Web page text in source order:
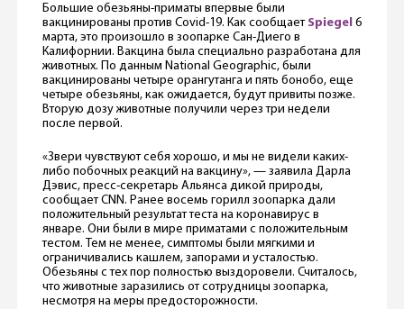
Большие обезьяны-приматы впервые были
вакцинированы против Covid-19. Как сообщает Spiegel 6
марта, это произошло в зоопарке Сан-Диего в
Калифорнии. Вакцина была специально разработана для
животных. По данным National Geographic, были
вакцинированы четыре орангутанга и пять бонобо, еще
четыре обезьяны, как ожидается, будут привиты позже.
Вторую дозу животные получили через три недели
после первой.
«Звери чувствуют себя хорошо, и мы не видели каких-
либо побочных реакций на вакцину», — заявила Дарла
Дэвис, пресс-секретарь Альянса дикой природы,
сообщает CNN. Ранее восемь горилл зоопарка дали
положительный результат теста на коронавирус в
январе. Они были в мире приматами с положительным
тестом. Тем не менее, симптомы были мягкими и
ограничивались кашлем, запорами и усталостью.
Обезьяны с тех пор полностью выздоровели. Считалось,
что животные заразились от сотрудницы зоопарка,
несмотря на меры предосторожности.